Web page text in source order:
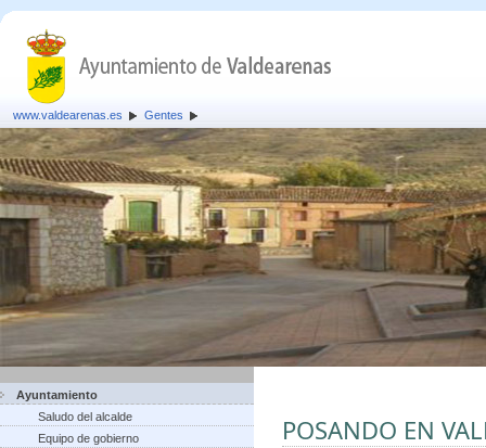
www.valdearenas.es Gentes
Ayuntamiento
Saludo del alcalde
Equipo de gobierno
POSANDO EN